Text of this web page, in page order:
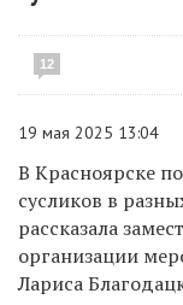
12
19 мая 2025 13:04
В Красноярске
сусликов в
рассказала
организации
Лариса